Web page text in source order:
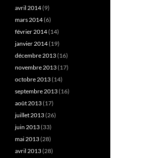
avril 2014(9)
mars 2014(6)
février 2014(14)
janvier 2014(19)
décembre 2013(16)
novembre 2013(17)
octobre 2013(14)
septembre 2013(16)
août 2013(17)
juillet 2013(26)
juin 2013(33)
mai 2013(28)
avril 2013(28)